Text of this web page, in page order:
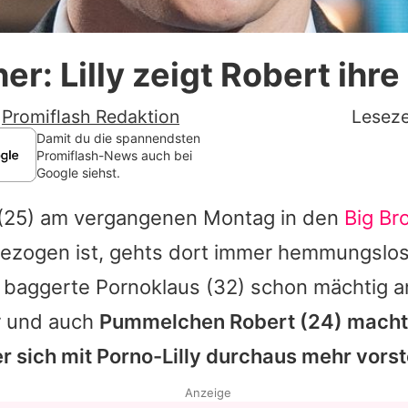
Datenschutzerklärung
Nutzungsbedingungen
Utiq verwalten
Lilly zeigt Robert
Promiflash Redaktion
Damit du die spannendsten
Promiflash-News auch bei
Google siehst.
am vergangenen Montag in den Big
ist, gehts dort immer
Pornoklaus (32) schon mächtig
und auch Pummelchen Robert (24)
sich mit Porno-Lilly durchaus mehr
Anzeige